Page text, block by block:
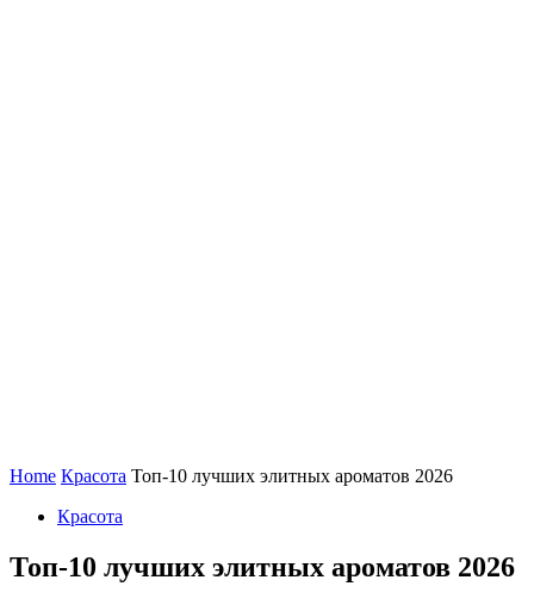
Home Красота Топ-10 лучших элитных ароматов 2026
Красота
Топ-10 лучших элитных ароматов 2026